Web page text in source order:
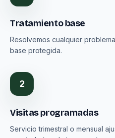
Tratamiento base
Resolvemos cualquier
base protegida.
2
Visitas programadas
Servicio trimestral o mensual